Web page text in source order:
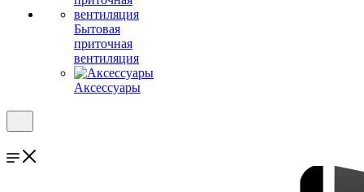
Бытовая
приточная
вентиляция
Аксессуары